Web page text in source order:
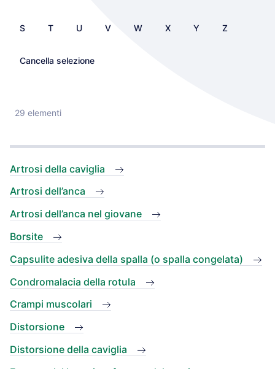
S T U V W X Y Z
Cancella selezione
29 elementi
Artrosi della caviglia
Artrosi dell’anca
Artrosi dell’anca nel giovane
Borsite
Capsulite adesiva della spalla (o spalla congelata)
Condromalacia della rotula
Crampi muscolari
Distorsione
Distorsione della caviglia